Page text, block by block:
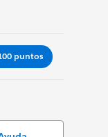
puntos